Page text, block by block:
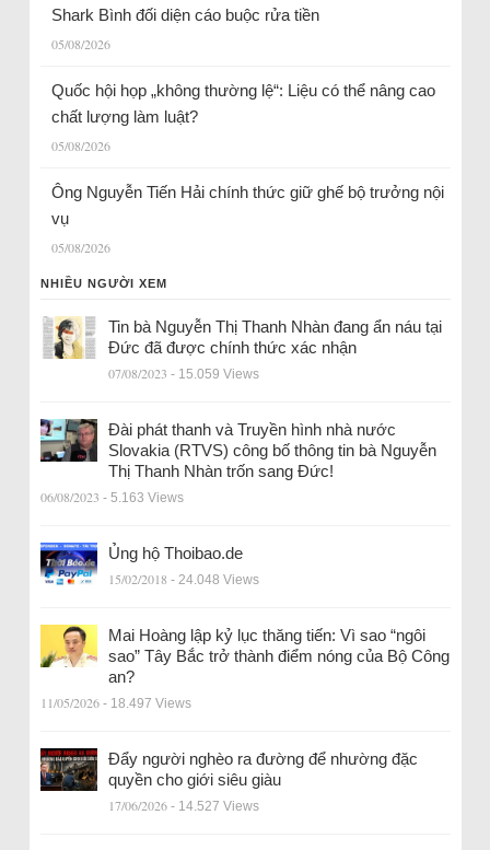
Shark Bình đối diện cáo buộc rửa tiền
05/08/2026
Quốc hội họp „không thường lệ“: Liệu có thể nâng cao
chất lượng làm luật?
05/08/2026
Ông Nguyễn Tiến Hải chính thức giữ ghế bộ trưởng nội
vụ
05/08/2026
NHIỀU NGƯỜI XEM
Tin bà Nguyễn Thị Thanh Nhàn đang ẩn náu tại
Đức đã được chính thức xác nhận
07/08/2023 - 15.059 Views
Đài phát thanh và Truyền hình nhà nước
Slovakia (RTVS) công bố thông tin bà Nguyễn
Thị Thanh Nhàn trốn sang Đức!
06/08/2023 - 5.163 Views
Ủng hộ Thoibao.de
15/02/2018 - 24.048 Views
Mai Hoàng lập kỷ lục thăng tiến: Vì sao “ngôi
sao” Tây Bắc trở thành điểm nóng của Bộ Công
an?
11/05/2026 - 18.497 Views
Đẩy người nghèo ra đường để nhường đặc
quyền cho giới siêu giàu
17/06/2026 - 14.527 Views